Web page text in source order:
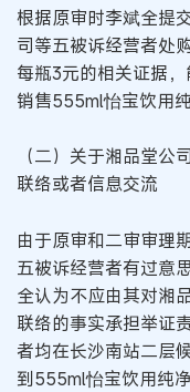
根据原审时李斌全提
司等五被诉经营者处
每瓶3元的相关证据
销售555ml怡宝饮用
（二）关于湘品堂
联络或者信息交流
由于原审和二审审理
五被诉经营者有过意
全认为不应由其对湘
联络的事实承担举证
者均在长沙南站二层
到555ml怡宝饮用纯